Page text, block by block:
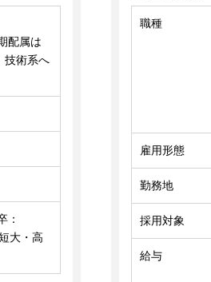
配属は
技術系へ
：
大・高
職種
雇用形態
勤務地
採用対象
給与